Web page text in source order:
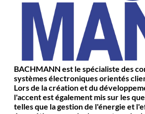
BACHMANN est le spécialiste des
systèmes électroniques orientés
Lors de la création et du
l'accent est également mis sur les
telles que la gestion de l'énergie et